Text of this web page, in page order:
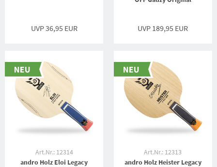
UVP 36,95 EUR UVP 189,95 EUR
Art.Nr.: 12314
andro Holz Eloi Legacy
Art.Nr.: 12313
andro Holz Heister Legacy